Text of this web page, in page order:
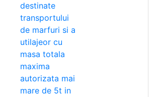
destinate
transportului
de marfuri si a
utilajeor cu
masa totala
maxima
autorizata mai
mare de 5t in